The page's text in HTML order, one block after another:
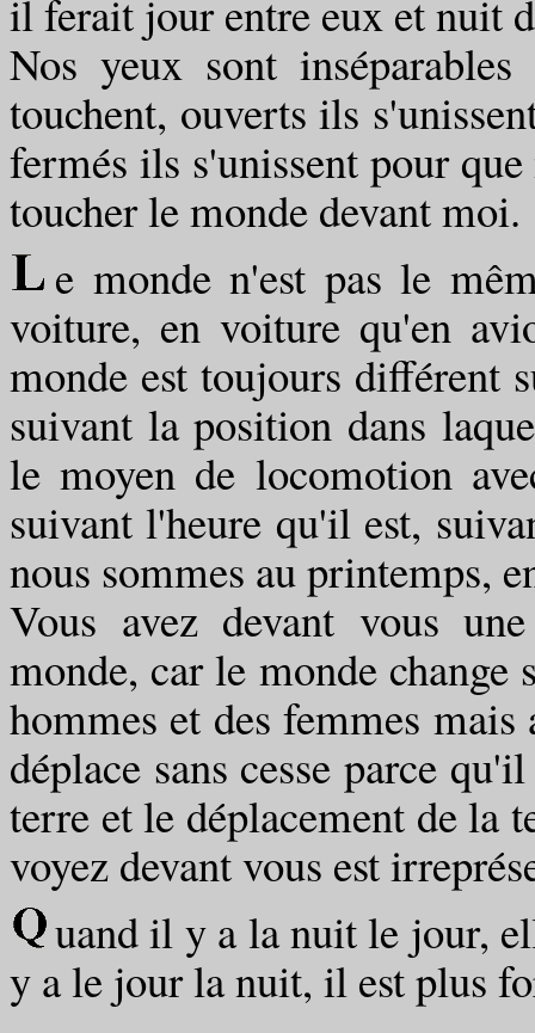
il ferait jour entre eux et nuit
Nos yeux sont
touchent, ouverts ils
fermés ils s'unissent pour
toucher le monde devant moi.
e monde n'est pas le
voiture, en voiture qu'en
monde est toujours différent
suivant la position dans
le moyen de locomotion
suivant l'heure qu'il est,
nous sommes au printemps,
Vous avez devant vous
monde, car le monde change
hommes et des femmes
déplace sans cesse parce
terre et le déplacement de la
voyez devant vous est
uand il y a la nuit le jour,
y a le jour la nuit, il est plus